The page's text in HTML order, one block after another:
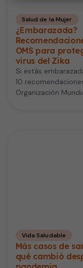
Salud de la Mujer
¿Embarazada?
OMS para
virus del Zika
Si estás
10
Organización
Vida Saludable
Más casos de
qué cambió